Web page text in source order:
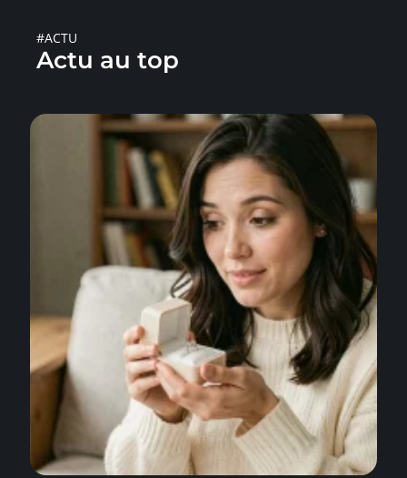
#ACTU
Actu au top